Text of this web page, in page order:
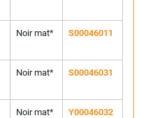
Noir mat* S00046011
Noir mat* S00046031
Noir mat* Y00046032